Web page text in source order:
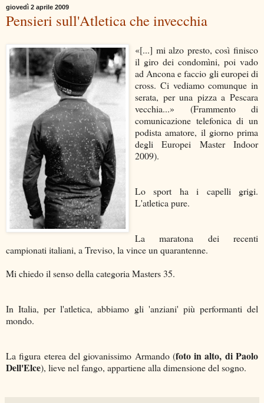
giovedì 2 aprile 2009
Pensieri sull'Atletica che invecchia
«[...] mi alzo presto, così finisco
il giro dei condomìni, poi vado
ad Ancona e faccio gli europei di
cross. Ci vediamo comunque in
serata, per una pizza a Pescara
vecchia...» (Frammento di
comunicazione telefonica di un
podista amatore, il giorno prima
degli Europei Master Indoor
2009).
Lo sport ha i capelli grigi.
L'atletica pure.
La maratona dei recenti
campionati italiani, a Treviso, la vince un quarantenne.
Mi chiedo il senso della categoria Masters 35.
In Italia, per l'atletica, abbiamo gli 'anziani' più performanti del
mondo.
La figura eterea del giovanissimo Armando (foto in alto, di Paolo
Dell'Elce), lieve nel fango, appartiene alla dimensione del sogno.